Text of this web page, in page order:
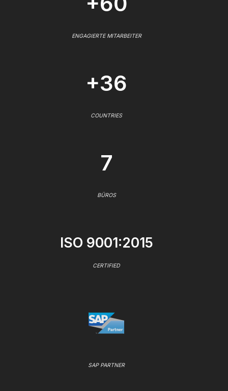
ENGAGIERTE MITARBEITER
+36
COUNTRIES
7
BÜROS
ISO 9001:2015
CERTIFIED
SAP PARTNER